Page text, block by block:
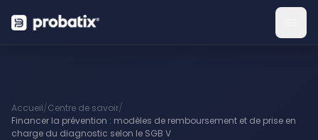
Accueil/Centre de savoir/
Financer la prévention : modèles de remboursement et de prise en
charge du diagnostic selon le SGB V